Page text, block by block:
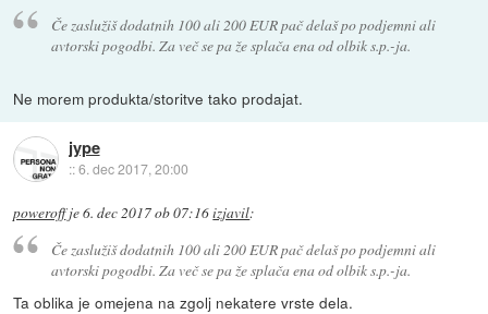
Če zaslužiš dodatnih 100 ali 200 EUR pač delaš po podjemni ali
avtorski pogodbi. Za več se pa že splača ena od olbik s.p.-ja.
Ne morem produkta/storitve tako prodajat.
jype
::6. dec 2017, 20:00
poweroffje6. dec 2017 ob 07:16izjavil:
Če zaslužiš dodatnih 100 ali 200 EUR pač delaš po podjemni ali
avtorski pogodbi. Za več se pa že splača ena od olbik s.p.-ja.
Ta oblika je omejena na zgolj nekatere vrste dela.